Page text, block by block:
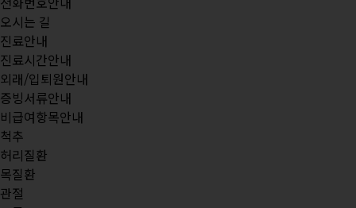
오시는 길
진료안내
진료시간안내
외래/입퇴원안내
증빙서류안내
비급여항목안내
척추
허리질환
목질환
관절